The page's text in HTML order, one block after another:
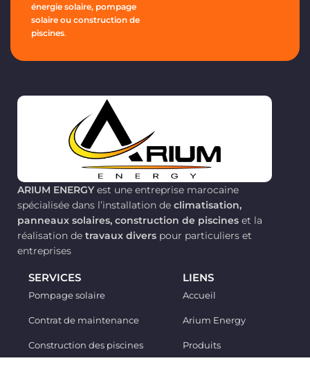
énergie solaire, pompage
solaire ou construction de
piscines.
ARIUM ENERGY est une entreprise marocaine
spécialisée dans l’installation declimatisation,
panneaux solaires, construction de piscines et la
réalisation detravaux divers pour particuliers et
entreprises
LIENS
Accueil
Arium Energy
Produits
SERVICES
Pompage solaire
Contrat de maintenance
Construction des piscines